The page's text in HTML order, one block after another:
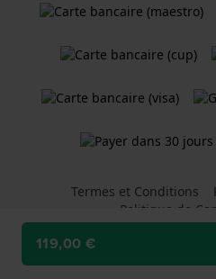
119,00 €
Termes et Conditions
Politique de
Une boutique en ligne